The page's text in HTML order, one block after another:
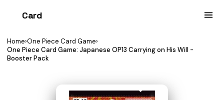
Card
Home›One Piece Card Game›
One Piece Card Game: Japanese OP13 Carrying on His Will -
Booster Pack